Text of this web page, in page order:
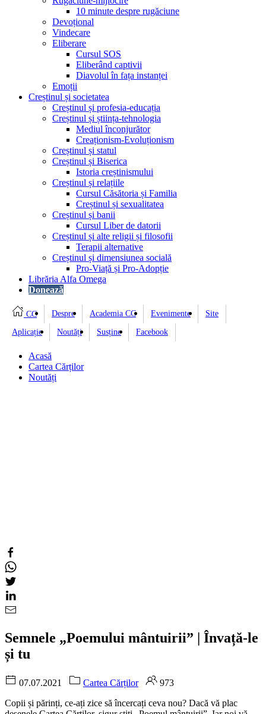
10 minute despre rugăciune
Devoțional
Vindecare
Eliberare
Cursul SOS
Eliberând captivii
Diavolul în fața instanței
Emoții
Creștinul și societatea
Creștinul și profesia-educația
Creștinul și știința-tehnologia
Mediul înconjurător
Creaționism-Evoluționism
Creștinul și statul
Creștinul și Biserica
Istoria creștinismului
Creștinul și relațiile
Cursul Căsătoria și Familia
Creștinul și sexualitatea
Creștinul și banii
Cursul Liber de datorii
Creștinul și alte religii și filosofii
Terapii alternative
Creștinul și dimensiunea socială
Pro-Viață și Pro-Adopție
Librăria Alfa Omega
Donează
CC Despre Academia CC Evenimente Site
Aplicație Noutăți Susține Facebook
Acasă
Cartea Cărților
Noutăți
Semnele „Poemului mântuirii” | Învață-le
și tu
07.07.2021 Cartea Cărților
973
Copii și părinți, ce-ați zice să încercați ceva nou? Dacă vă plac